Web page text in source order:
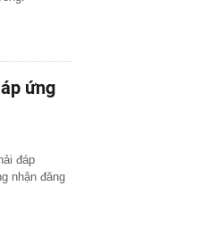
ứng
đáp
nhận đăng